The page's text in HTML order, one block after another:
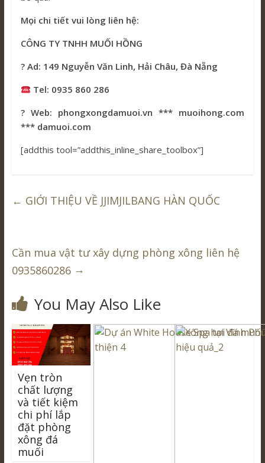
Mọi chi tiết vui lòng liên hệ:
CÔNG TY TNHH MUỐI HỒNG
? Ad: 149 Nguyễn Văn Linh, Hải Châu, Đà Nẵng
Tel: 0935 860 286
? Web: phongxongdamuoi.vn *** muoihong.com
*** damuoi.com
[addthis tool=”addthis_inline_share_toolbox”]
← GIỚI THIỆU VỀ JJIMJILBANG HÀN QUỐC
Cần mua vật tư xây dựng phòng xông liên hệ
0935860286 →
You May Also Like
Vẹn tròn
chất lượng
và tiết kiệm
chi phí lắp
đặt phòng
xông đá
muối